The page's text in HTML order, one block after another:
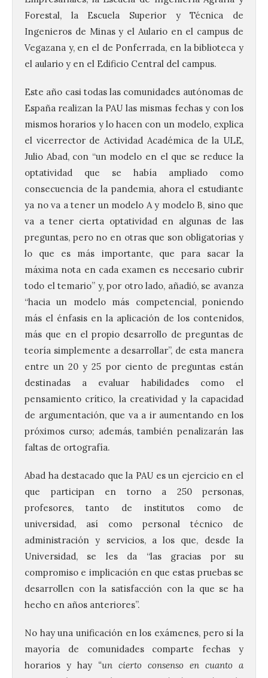
Forestal, la Escuela Superior y Técnica de
Ingenieros de Minas y el Aulario en el campus de
Vegazana y, en el de Ponferrada, en la biblioteca y
el aulario y en el Edificio Central del campus.
Este año casi todas las comunidades autónomas de
España realizan la PAU las mismas fechas y con los
mismos horarios y lo hacen con un modelo, explica
el vicerrector de Actividad Académica de la ULE,
Julio Abad, con “un modelo en el que se reduce la
optatividad que se había ampliado como
consecuencia de la pandemia, ahora el estudiante
ya no va a tener un modelo A y modelo B, sino que
va a tener cierta optatividad en algunas de las
preguntas, pero no en otras que son obligatorias y
lo que es más importante, que para sacar la
máxima nota en cada examen es necesario cubrir
todo el temario” y, por otro lado, añadió, se avanza
“hacia un modelo más competencial, poniendo
más el énfasis en la aplicación de los contenidos,
más que en el propio desarrollo de preguntas de
teoría simplemente a desarrollar”, de esta manera
entre un 20 y 25 por ciento de preguntas están
destinadas a evaluar habilidades como el
pensamiento crítico, la creatividad y la capacidad
de argumentación, que va a ir aumentando en los
próximos curso; además, también penalizarán las
faltas de ortografía.
Abad ha destacado que la PAU es un ejercicio en el
que participan en torno a 250 personas,
profesores, tanto de institutos como de
universidad, así como personal técnico de
administración y servicios, a los que, desde la
Universidad, se les da “las gracias por su
compromiso e implicación en que estas pruebas se
desarrollen con la satisfacción con la que se ha
hecho en años anteriores”.
No hay una unificación en los exámenes, pero sí la
mayoría de comunidades comparte fechas y
horarios y hay “un cierto consenso en cuanto a
programa insignia de
prácticas Blue Book,
abriéndolo a titulados de
EFP
6 Ago 2026
Las solicitudes estarán
abiertas del 22 de julio al 4
de septiembre de 2026.
Bruselas, 6 de agosto de
2026.- La Comisión
programa de prácticas, estableciendo un
marco único modernizado que hace que el
programa […]